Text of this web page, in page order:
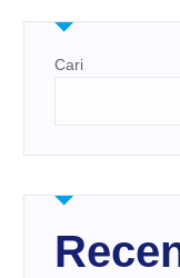
Cari